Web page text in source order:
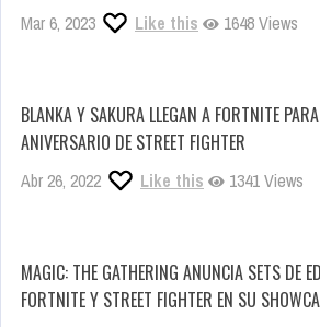
Mar 6, 2023 Like this 1648 Views
BLANKA Y SAKURA LLEGAN A FORTNITE
ANIVERSARIO DE STREET FIGHTER
Abr 26, 2022 Like this 1341 Views
MAGIC: THE GATHERING ANUNCIA SETS DE
FORTNITE Y STREET FIGHTER EN SU